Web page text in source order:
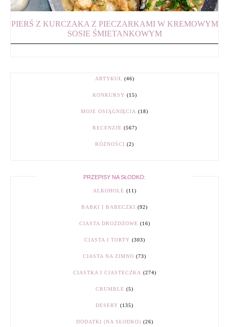
PIERŚ Z KURCZAKA Z PIECZARKAMI W KREMOWYM
SOSIE ŚMIETANKOWYM
ARTYKUŁ (46)
KONKURSY (15)
MOJE OSIĄGNIĘCIA (18)
RECENZJE (567)
RÓŻNOŚCI (2)
PRZEPISY NA SŁODKO:
ALKOHOLE (11)
BABKI I BABECZKI (92)
CIASTA DROŻDŻOWE (16)
CIASTA I TORTY (303)
CIASTA NA ZIMNO (73)
CIASTKA I CIASTECZKA (274)
CRUMBLE (5)
DESERY (135)
DODATKI (NA SŁODKO) (26)